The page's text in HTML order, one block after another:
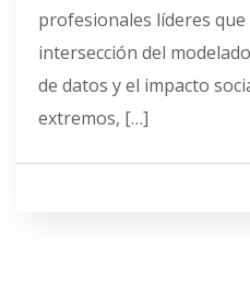
profesionales líderes
intersección del
de datos y el impacto
extremos, […]